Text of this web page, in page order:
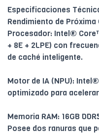
Especificaciones
Rendimiento de Próxima
Procesador: Intel®
+ 8E + 2LPE) con
de caché inteligente.
Motor de IA (NPU):
optimizado para
Memoria RAM: 16GB
Posee dos ranuras que